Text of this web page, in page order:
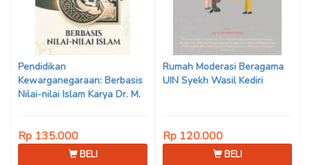
Pendidikan
Kewarganegaraan: Berbasis
Nilai-nilai Islam Karya Dr. M.
Adrenal Stezen, S.H., M.H.
Rp 135.000
BELI
Rumah Moderasi Beragama
UIN Syekh Wasil Kediri
Rp 120.000
BELI